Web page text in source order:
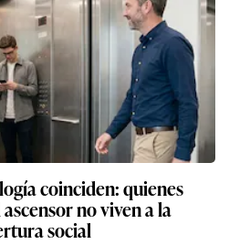
coinciden: quienes
no viven a la
social